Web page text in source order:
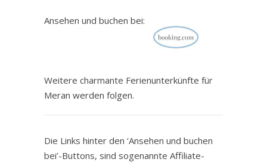
Ansehen und buchen bei:
Weitere charmante Ferienunterkünfte für
Meran werden folgen.
Die Links hinter den ‘Ansehen und buchen
bei’-Buttons, sind sogenannte Affiliate-